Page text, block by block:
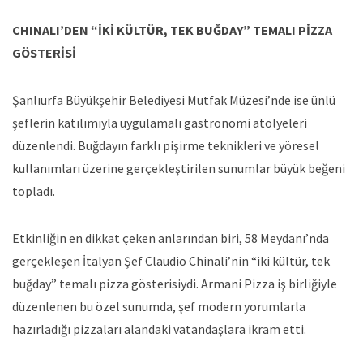
CHINALI’DEN “İKİ KÜLTÜR, TEK BUĞDAY” TEMALI PİZZA
GÖSTERİSİ
Şanlıurfa Büyükşehir Belediyesi Mutfak Müzesi’nde ise ünlü
şeflerin katılımıyla uygulamalı gastronomi atölyeleri
düzenlendi. Buğdayın farklı pişirme teknikleri ve yöresel
kullanımları üzerine gerçekleştirilen sunumlar büyük beğeni
topladı.
Etkinliğin en dikkat çeken anlarından biri, 58 Meydanı’nda
gerçekleşen İtalyan Şef Claudio Chinali’nin “iki kültür, tek
buğday” temalı pizza gösterisiydi. Armani Pizza iş birliğiyle
düzenlenen bu özel sunumda, şef modern yorumlarla
hazırladığı pizzaları alandaki vatandaşlara ikram etti.